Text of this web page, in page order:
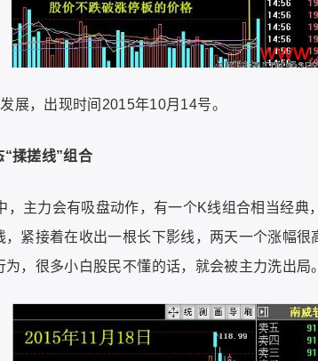
展，出现时间2015年10月14号。
揉搓线”组合
，主力会有吸盘动作，有一个K线组合相当经典
，紧接着在收出一根长下影线，两天一个涨幅
，很多小白股民不懂的话，就会被主力洗出局。